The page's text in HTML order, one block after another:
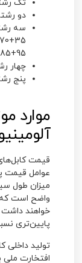
تک
دو
سه
95+185×3 و 120+240×3
چهار
پنج
موارد
قیمت
عوامل قیمت
میزان طول
واضح است که
خواهند داشت
پایین‌تری
تولید داخلی
افتخارت